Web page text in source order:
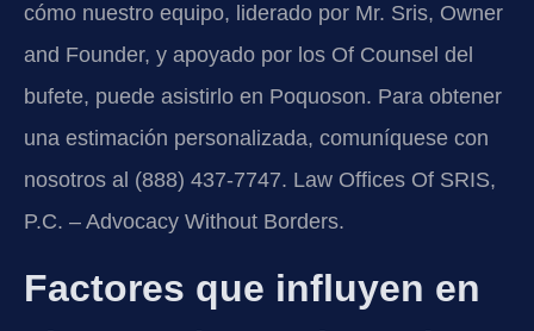
cómo nuestro equipo, liderado por Mr. Sris, Owner
and Founder, y apoyado por los Of Counsel del
bufete, puede asistirlo en Poquoson. Para obtener
una estimación personalizada, comuníquese con
nosotros al (888) 437-7747. Law Offices Of SRIS,
P.C. – Advocacy Without Borders.
Factores que influyen en